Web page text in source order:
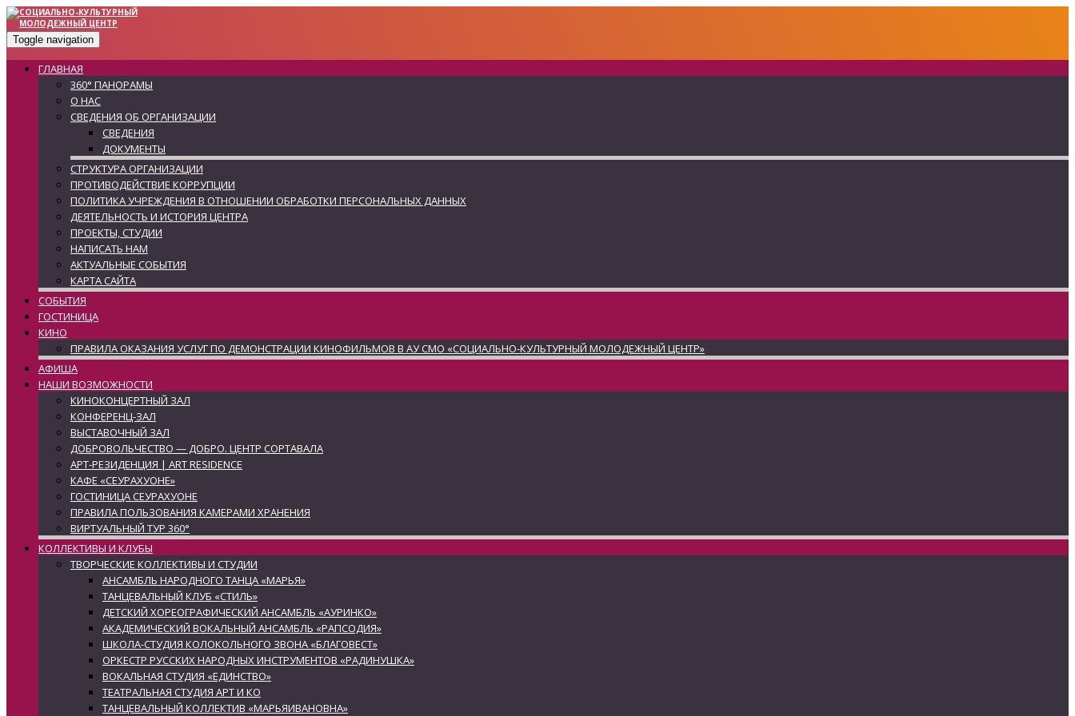
Toggle navigation
ГЛАВНАЯ
360° ПАНОРАМЫ
О НАС
СВЕДЕНИЯ ОБ ОРГАНИЗАЦИИ
СВЕДЕНИЯ
ДОКУМЕНТЫ
СТРУКТУРА ОРГАНИЗАЦИИ
ПРОТИВОДЕЙСТВИЕ КОРРУПЦИИ
ПОЛИТИКА УЧРЕЖДЕНИЯ В ОТНОШЕНИИ ОБРАБОТКИ ПЕРСОНАЛЬНЫХ ДАННЫХ
ДЕЯТЕЛЬНОСТЬ И ИСТОРИЯ ЦЕНТРА
ПРОЕКТЫ, СТУДИИ
НАПИСАТЬ НАМ
АКТУАЛЬНЫЕ СОБЫТИЯ
КАРТА САЙТА
СОБЫТИЯ
ГОСТИНИЦА
КИНО
ПРАВИЛА ОКАЗАНИЯ УСЛУГ ПО ДЕМОНСТРАЦИИ КИНОФИЛЬМОВ В АУ СМО «СОЦИАЛЬНО-КУЛЬТУРНЫЙ МОЛОДЕЖНЫЙ ЦЕНТР»
АФИША
НАШИ ВОЗМОЖНОСТИ
КИНОКОНЦЕРТНЫЙ ЗАЛ
КОНФЕРЕНЦ-ЗАЛ
ВЫСТАВОЧНЫЙ ЗАЛ
ДОБРОВОЛЬЧЕСТВО — ДОБРО. ЦЕНТР СОРТАВАЛА
АРТ-РЕЗИДЕНЦИЯ | ART RESIDENCE
КАФЕ «СЕУРАХУОНЕ»
ГОСТИНИЦА СЕУРАХУОНЕ
ПРАВИЛА ПОЛЬЗОВАНИЯ КАМЕРАМИ ХРАНЕНИЯ
ВИРТУАЛЬНЫЙ ТУР 360°
КОЛЛЕКТИВЫ И КЛУБЫ
ТВОРЧЕСКИЕ КОЛЛЕКТИВЫ И СТУДИИ
АНСАМБЛЬ НАРОДНОГО ТАНЦА «МАРЬЯ»
ТАНЦЕВАЛЬНЫЙ КЛУБ «СТИЛЬ»
ДЕТСКИЙ ХОРЕОГРАФИЧЕСКИЙ АНСАМБЛЬ «АУРИНКО»
АКАДЕМИЧЕСКИЙ ВОКАЛЬНЫЙ АНСАМБЛЬ «РАПСОДИЯ»
ШКОЛА-СТУДИЯ КОЛОКОЛЬНОГО ЗВОНА «БЛАГОВЕСТ»
ОРКЕСТР РУССКИХ НАРОДНЫХ ИНСТРУМЕНТОВ «РАДИНУШКА»
ВОКАЛЬНАЯ СТУДИЯ «ЕДИНСТВО»
ТЕАТРАЛЬНАЯ СТУДИЯ АРТ И КО
ТАНЦЕВАЛЬНЫЙ КОЛЛЕКТИВ «МАРЬЯИВАНОВНА»